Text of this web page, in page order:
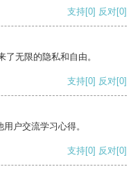
支持[0] 反对[0]
无限的隐私和自由。
支持[0] 反对[0]
户交流学习心得。
支持[0] 反对[0]